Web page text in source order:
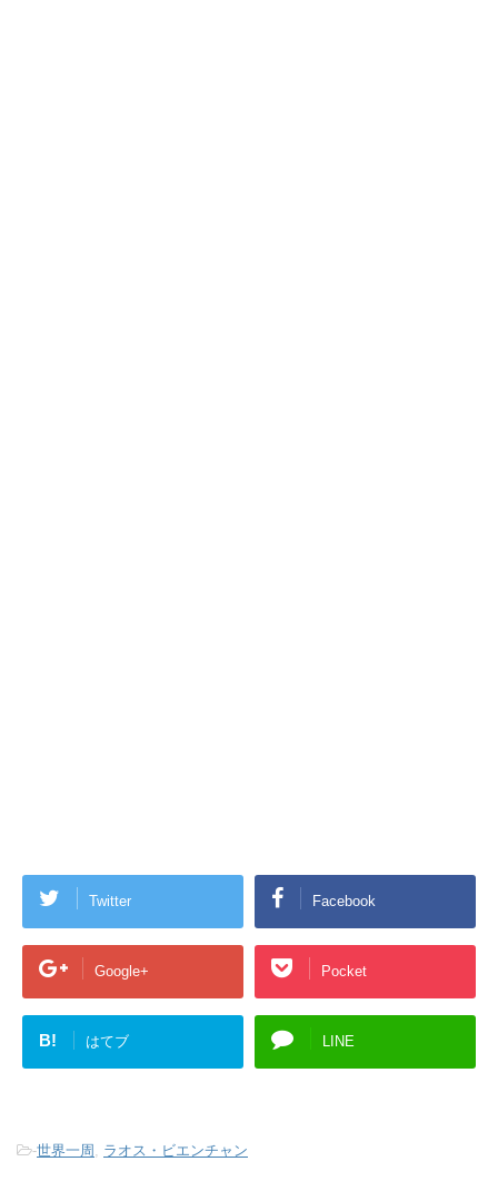
Twitter Facebook
Google+ Pocket
B! はてブ LINE
-世界一周 ラオス・ビエンチャン